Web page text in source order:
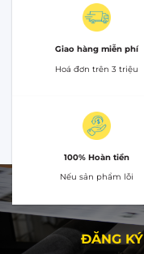
Giao hàng miễn phí
Hoá đơn trên 3 triệu
100% Hoàn tiền
Nếu sản phẩm lỗi
ĐĂNG